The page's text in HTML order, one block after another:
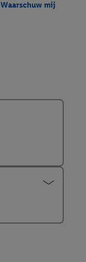
Waarschuw mij